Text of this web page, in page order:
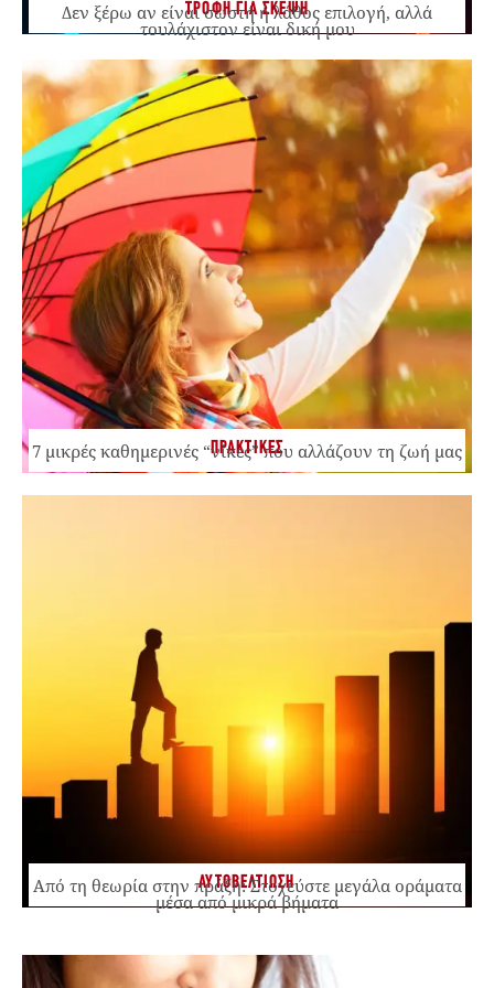
ΤΡΟΦΗ ΓΙΑ ΣΚΕΨΗ
Δεν ξέρω αν είναι σωστή ή λάθος επιλογή, αλλά
τουλάχιστον είναι δική μου
ΠΡΑΚΤΙΚΕΣ
7 μικρές καθημερινές “νίκες” που αλλάζουν τη ζωή μας
ΑΥΤΟΒΕΛΤΙΩΣΗ
Από τη θεωρία στην πράξη: Στοχεύστε μεγάλα οράματα
μέσα από μικρά βήματα